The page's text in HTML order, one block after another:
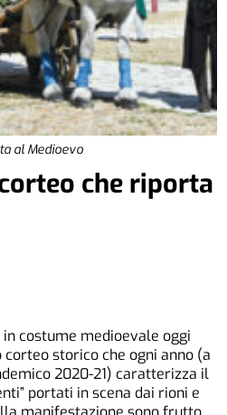
al Medioevo
che riporta
costume medioevale oggi
storico che ogni anno (a
2020-21) caratterizza il
portati in scena dai rioni e